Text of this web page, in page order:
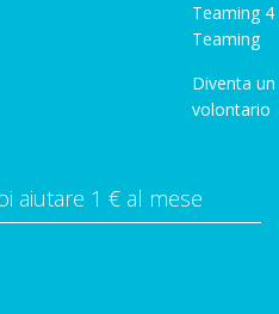
Teaming 4
Teaming
Diventa un
volontario
aiutare 1 € al mese